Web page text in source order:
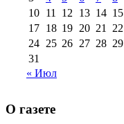
10 11 12 13 14 15
17 18 19 20 21 22
24 25 26 27 28 29
31
« Июл
О газете